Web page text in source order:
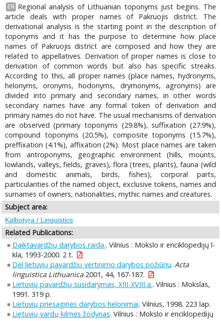
EN
Regional analysis of Lithuanian toponyms just begins. The
article deals with proper names of Pakruojis district. The
derivational analysis is the starting point in the description of
toponyms and it has the purpose to determine how place
names of Pakruojis district are composed and how they are
related to appellatives. Derivation of proper names is close to
derivation of common words but also has specific streaks.
According to this, all proper names (place names, hydronyms,
helonyms, oronyms, hodonyms, drymonyms, agronyms) are
divided into primary and secondary names, in other words
secondary names have any formal token of derivation and
primary names do not have. The usual mechanisms of derivation
are observed (primary toponyms (29.8%), suffixation (27.9%),
compound toponyms (20.5%), composite toponyms (15.7%),
preffixation (4.1%), affixation (2%). Most place names are taken
from antroponyms, geographic environment (hills, mounts,
lowlands, valleys, fields, graves), flora (trees, plants), fauna (wild
and domestic animals, birds, fishes), corporal parts,
particularities of the named object, exclusive tokens, names and
surnames of owners, nationalities, mythic names and creatures.
Subject area:
Kalbotyra / Linguistics
Related Publications:
Daiktavardžių darybos raida.. Vilnius : Mokslo ir enciklopedijų l-
kla, 1993-2000. 2 t.
Dėl lietuvių pavardžių vertinimo darybos požiūriu. Acta
linguistica Lithuanica2001, 44, 167-187.
Lietuvių pavardžių susidarymas, XIII-XVIII a.. Vilnius : Mokslas,
1991. 319 p.
Lietuvių priesaginės darybos helonimai. Vilnius, 1998. 223 lap.
Lietuvių vardų kilmės žodynas. Vilnius : Mokslo ir enciklopedijų